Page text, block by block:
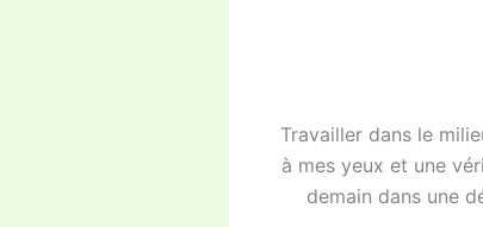
Travailler dans le
à mes yeux et une
demain dans une